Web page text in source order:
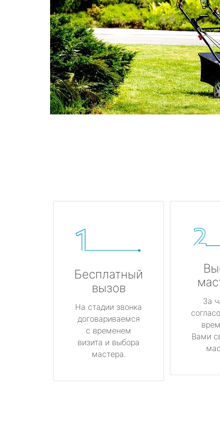
Бесплатный
вызов
На стадии звонка
договариваемся
с временем
визита и выбора
мастера.
За
Вами